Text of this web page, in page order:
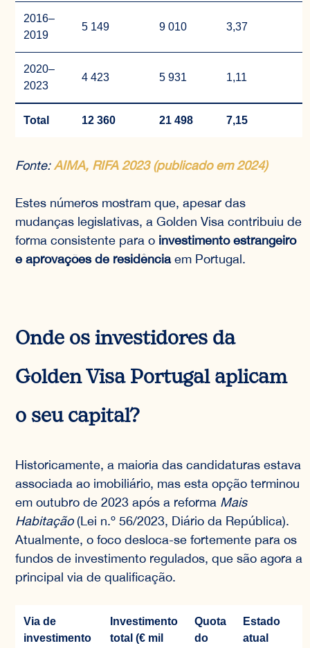
2016–
2019
5 149 9 010 3,37
2020–
2023
4 423 5 931 1,11
Total 12 360 21 498 7,15
Fonte:AIMA, RIFA 2023 (publicado em 2024)
Estes números mostram que, apesar das
mudanças legislativas, a Golden Visa contribuiu de
forma consistente para o investimento estrangeiro
e aprovações de residênciaem Portugal.
Onde os investidores da
Golden Visa Portugal aplicam
o seu capital?
Historicamente, a maioria das candidaturas estava
associada ao imobiliário, mas esta opção terminou
em outubro de 2023 após a reforma Mais
Habitação(Lei n.º 56/2023, Diário da República).
Atualmente, o foco desloca-se fortemente para os
fundos de investimento regulados, que são agora a
principal via de qualificação.
Via de
investimento
Investimento
total (€ mil
Quota
do
Estado
atual